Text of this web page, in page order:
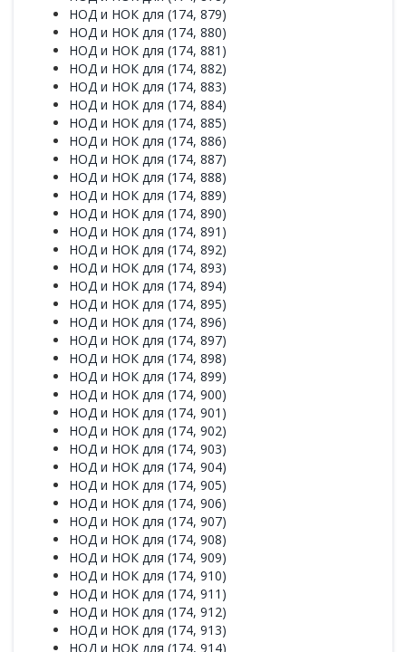
НОД и НОК для (174, 879)
НОД и НОК для (174, 880)
НОД и НОК для (174, 881)
НОД и НОК для (174, 882)
НОД и НОК для (174, 883)
НОД и НОК для (174, 884)
НОД и НОК для (174, 885)
НОД и НОК для (174, 886)
НОД и НОК для (174, 887)
НОД и НОК для (174, 888)
НОД и НОК для (174, 889)
НОД и НОК для (174, 890)
НОД и НОК для (174, 891)
НОД и НОК для (174, 892)
НОД и НОК для (174, 893)
НОД и НОК для (174, 894)
НОД и НОК для (174, 895)
НОД и НОК для (174, 896)
НОД и НОК для (174, 897)
НОД и НОК для (174, 898)
НОД и НОК для (174, 899)
НОД и НОК для (174, 900)
НОД и НОК для (174, 901)
НОД и НОК для (174, 902)
НОД и НОК для (174, 903)
НОД и НОК для (174, 904)
НОД и НОК для (174, 905)
НОД и НОК для (174, 906)
НОД и НОК для (174, 907)
НОД и НОК для (174, 908)
НОД и НОК для (174, 909)
НОД и НОК для (174, 910)
НОД и НОК для (174, 911)
НОД и НОК для (174, 912)
НОД и НОК для (174, 913)
НОД и НОК для (174, 914)